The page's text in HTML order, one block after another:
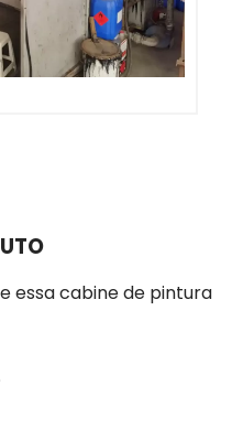
essa cabine de pintura